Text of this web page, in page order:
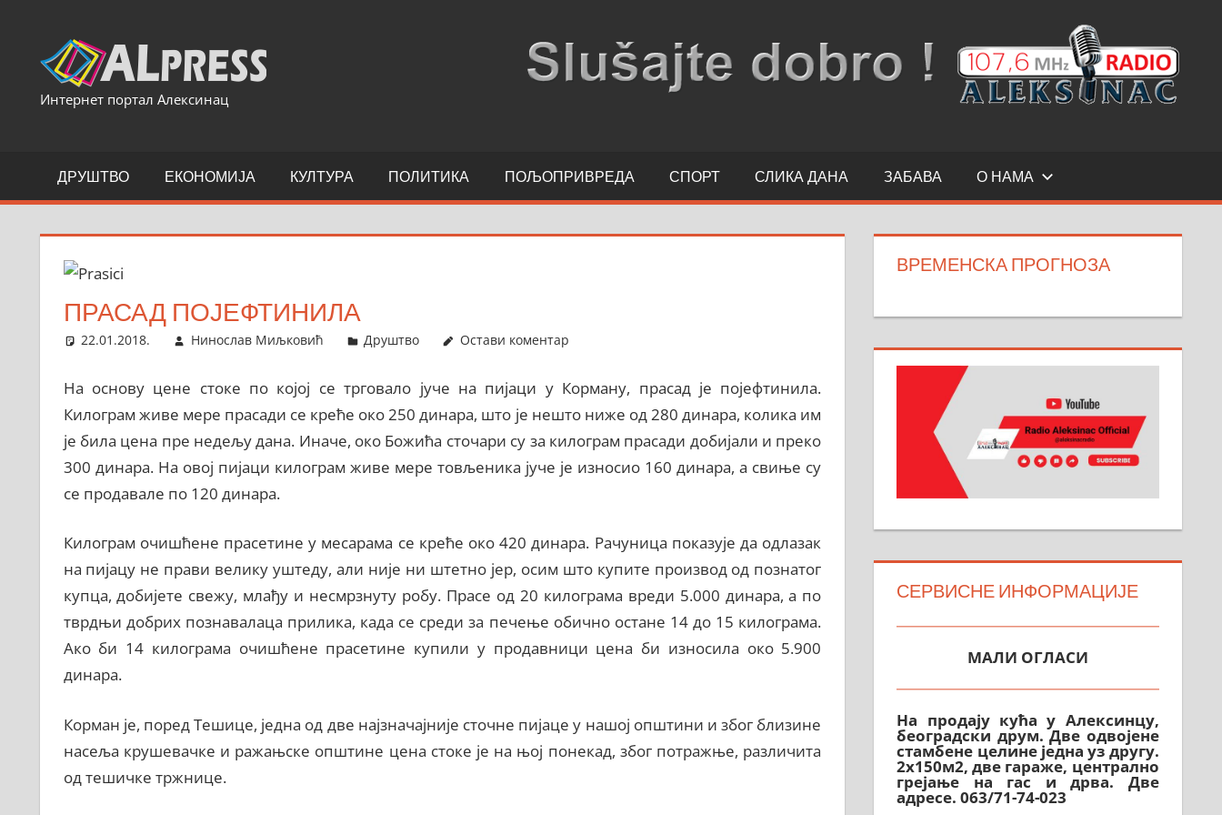
content
Интернет портал Алексинац
ДРУШТВО ЕКОНОМИЈА КУЛТУРА ПОЛИТИКА ПОЉОПРИВРЕДА СПОРТ СЛИКА ДАНА ЗАБАВА О НАМА
ПРАСАД ПОЈЕФТИНИЛА
22.01.2018. Нинослав Миљковић Друштво Остави коментар
На основу цене стоке по којој се трговало јуче на пијаци у Корману, прасад је појефтинила.
Килограм живе мере прасади се креће око 250 динара, што је нешто ниже од 280 динара, колика им
је била цена пре недељу дана. Иначе, око Божића сточари су за килограм прасади добијали и преко
300 динара. На овој пијаци килограм живе мере товљеника јуче је износио 160 динара, а свиње су
се продавале по 120 динара.
Килограм очишћене прасетине у месарама се креће око 420 динара. Рачуница показује да одлазак
на пијацу не прави велику уштеду, али није ни штетно јер, осим што купите производ од познатог
купца, добијете свежу, млађу и несмрзнуту робу. Прасе од 20 килограма вреди 5.000 динара, а по
тврдњи добрих познавалаца прилика, када се среди за печење обично остане 14 до 15 килограма.
Ако би 14 килограма очишћене прасетине купили у продавници цена би износила око 5.900
динара.
Корман је, поред Тешице, једна од две најзначајније сточне пијаце у нашој општини и због близине
насеља крушевачке и ражањске општине цена стоке је на њој понекад, због потражње, различита
од тешичке тржнице.
ВРЕМЕНСКА ПРОГНОЗА
СЕРВИСНЕ ИНФОРМАЦИЈЕ
београдски друм. Две одвојене
стамбене целине једна уз другу.
2х150м2, две гараже, централно
грејање на гас и дрва. Две
адресе. 063/71-74-023